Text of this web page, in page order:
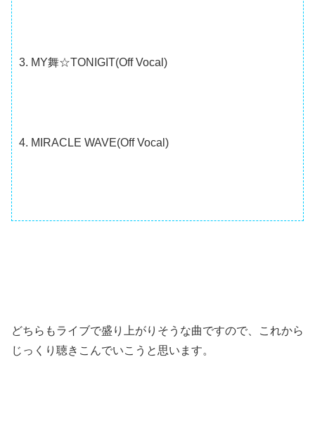
3. MY舞☆TONIGIT(Off Vocal)
4. MIRACLE WAVE(Off Vocal)
どちらもライブで盛り上がりそうな曲ですので、これから
じっくり聴きこんでいこうと思います。